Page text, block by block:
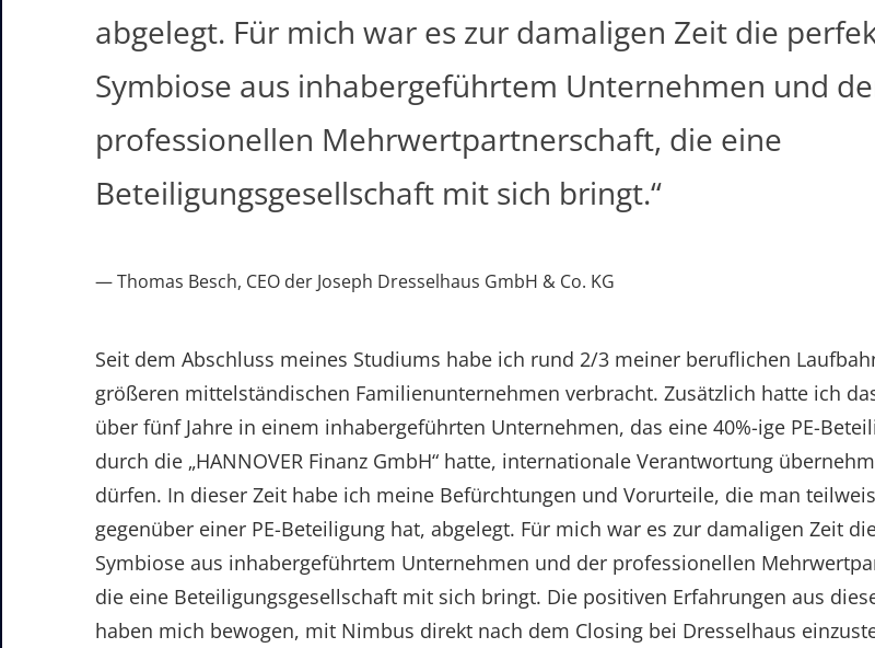
abgelegt. Für mich war es zur damaligen Zeit die
Symbiose aus inhabergeführtem Unternehmen und
professionellen Mehrwertpartnerschaft, die eine
Beteiligungsgesellschaft mit sich bringt.“
Thomas Besch, CEO der Joseph Dresselhaus GmbH & Co. KG
Seit dem Abschluss meines Studiums habe ich rund 2/3 meiner beruflichen
größeren mittelständischen Familienunternehmen verbracht. Zusätzlich hatte ich
über fünf Jahre in einem inhabergeführten Unternehmen, das eine 40%-ige PE-
durch die „HANNOVER Finanz GmbH“ hatte, internationale Verantwortung
dürfen. In dieser Zeit habe ich meine Befürchtungen und Vorurteile, die man
gegenüber einer PE-Beteiligung hat, abgelegt. Für mich war es zur damaligen Zeit
Symbiose aus inhabergeführtem Unternehmen und der professionellen
die eine Beteiligungsgesellschaft mit sich bringt. Die positiven Erfahrungen aus
haben mich bewogen, mit Nimbus direkt nach dem Closing bei Dresselhaus